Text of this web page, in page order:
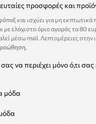
προσφορές και
και ισχύει για μη εκπτωτικά
με ελάχιστο όριο αγοράς τα 80
μέσω mail. Λεπτομέρειες στην
.
να περιέχει μόνο ό,τι σας
μόδα